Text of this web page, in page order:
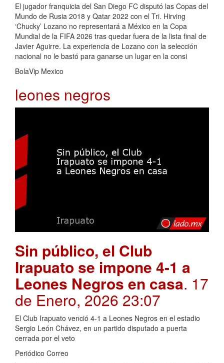
El jugador franquicia del San Diego FC disputó las Copas del
Mundo de Rusia 2018 y Qatar 2022 con el Tri. Hirving
‘Chucky’ Lozano no representará a México en la Copa
Mundial de la FIFA 2026 tras quedar fuera de la lista final de
Javier Aguirre. La experiencia de Lozano con la selección
nacional no le bastó para ganarse un lugar en la consi
BolaVip Mexico
leones negros
Sin público, el Club
Irapuato se impone 4-1 a
Leones Negros en casa. 17
de Enero, 2026 23:07
El Club Irapuato venció 4-1 a Leones Negros en el estadio
Sergio León Chávez, en un partido disputado a puerta
cerrada por el veto
Periódico Correo